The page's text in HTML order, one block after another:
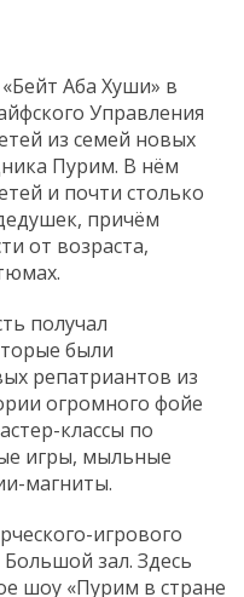
Аба Хуши» в
Управления
из семей новых
Пурим. В нём
и почти столько
причём
от возраста,
получал
были
репатриантов из
огромного фойе
классы по
игры, мыльные
магниты.
игрового
зал. Здесь
шоу «Пурим в стране